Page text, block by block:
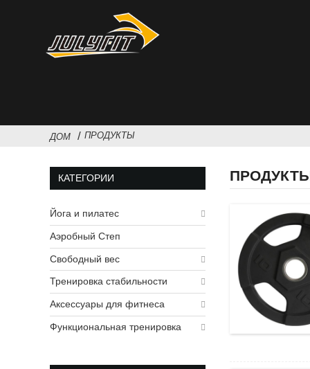
ДОМ ПРОДУКТЫ
КАТЕГОРИИ
Йога и пилатес
Аэробный Степ
Свободный вес
Тренировка стабильности
Аксессуары для фитнеса
Функциональная тренировка